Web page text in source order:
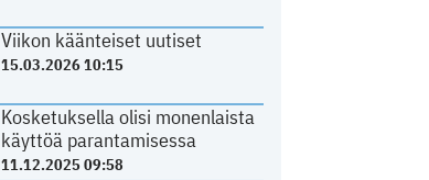
Viikon käänteiset uutiset
15.03.2026 10:15
Kosketuksella olisi monenlaista
käyttöä parantamisessa
11.12.2025 09:58